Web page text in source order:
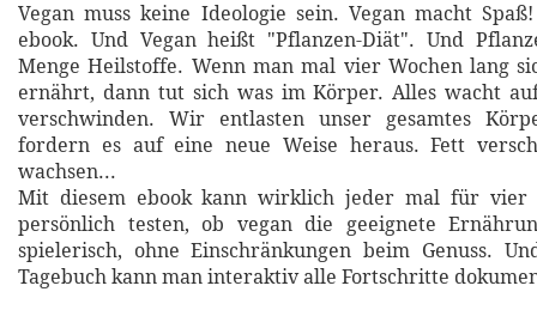
Vegan muss keine Ideologie sein. Vegan macht
ebook. Und Vegan heißt "Pflanzen-Diät". Und
Menge Heilstoffe. Wenn man mal vier Wochen lang
ernährt, dann tut sich was im Körper. Alles wacht
verschwinden. Wir entlasten unser gesamtes
fordern es auf eine neue Weise heraus. Fett
wachsen...
Mit diesem ebook kann wirklich jeder mal für vier
persönlich testen, ob vegan die geeignete
spielerisch, ohne Einschränkungen beim Genuss.
Tagebuch kann man interaktiv alle Fortschritte